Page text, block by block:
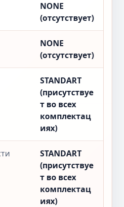
NONE
(отсутствует)
NONE
(отсутствует)
STANDART
(присутствуе
т во всех
комплектац
иях)
STANDART
(присутствуе
т во всех
комплектац
иях)